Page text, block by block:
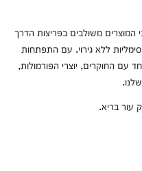
המוצרים משולבים בפריצות הדרך
ללא גירוי. עם התפתחות
עם החוקרים, יוצרי הפורמולות,
עור בריא.